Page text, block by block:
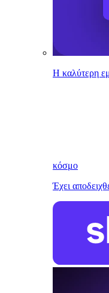
Η καλύτερη
κόσμο
Έχει